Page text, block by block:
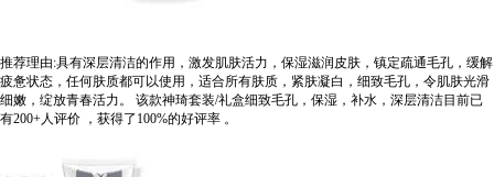
推荐理由:具有深层清洁的作用，激发肌肤活力，保湿滋润皮肤，镇定疏通毛孔，缓解
疲惫状态，任何肤质都可以使用，适合所有肤质，紧肤凝白，细致毛孔，令肌肤光滑
细嫩，绽放青春活力。
该款神琦套装/礼盒细致毛孔，保湿，补水，深层清洁目前已
有200+人评价 ，获得了100%的好评率 。